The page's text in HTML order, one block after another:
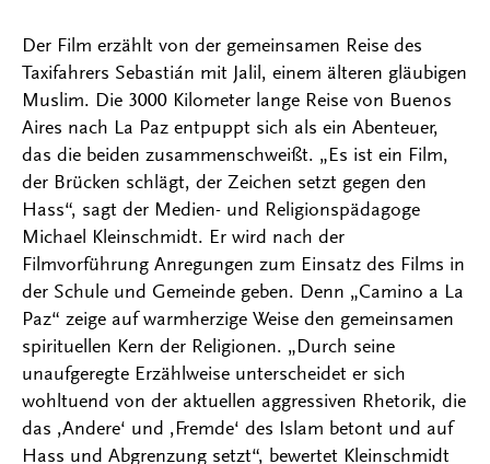
Der Film erzählt von der gemeinsamen Reise des
Taxifahrers Sebastián mit Jalil, einem älteren gläubigen
Muslim. Die 3000 Kilometer lange Reise von Buenos
Aires nach La Paz entpuppt sich als ein Abenteuer,
das die beiden zusammenschweißt. „Es ist ein Film,
der Brücken schlägt, der Zeichen setzt gegen den
Hass“, sagt der Medien- und Religionspädagoge
Michael Kleinschmidt. Er wird nach der
Filmvorführung Anregungen zum Einsatz des Films in
der Schule und Gemeinde geben. Denn „Camino a La
Paz“ zeige auf warmherzige Weise den gemeinsamen
spirituellen Kern der Religionen. „Durch seine
unaufgeregte Erzählweise unterscheidet er sich
wohltuend von der aktuellen aggressiven Rhetorik, die
das ‚Andere‘ und ‚Fremde‘ des Islam betont und auf
Hass und Abgrenzung setzt“, bewertet Kleinschmidt